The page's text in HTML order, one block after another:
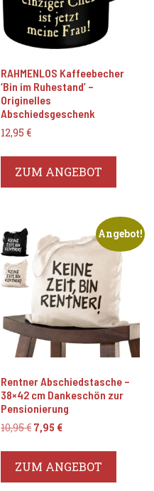
RAHMENLOS Kaffeebecher
‘Bin im Ruhestand’ –
Originelles
Abschiedsgeschenk
12,95€
ZUM ANGEBOT
Angebot!
Rentner Abschiedstasche –
38×42 cm Dankeschön zur
Pensionierung
10,95€ Ursprünglicher
war:
10,95 €
7,95 €Aktueller
ist:
7,95 €.
ZUM ANGEBOT